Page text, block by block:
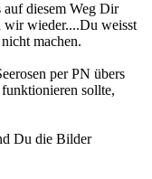
diesem Weg Dir
wir wieder....Du weisst
machen.
per PN übers
sollte,
Du die Bilder